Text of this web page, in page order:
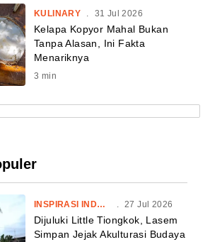
KULINARY . 31 Jul 2026
Kelapa Kopyor Mahal Bukan
Tanpa Alasan, Ini Fakta
Menariknya
3 min
INSPIRASI INDONESIA . 27 Jul 2026
Dijuluki Little Tiongkok, Lasem
Simpan Jejak Akulturasi Budaya